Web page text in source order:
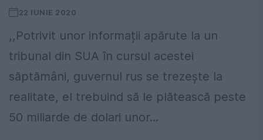
22 IUNIE 2020
,,Potrivit unor informații apărute la un
tribunal din SUA în cursul acestei
săptămâni, guvernul rus se trezește la
realitate, el trebuind să le plătească peste
50 miliarde de dolari unor...